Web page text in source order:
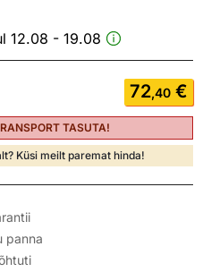
12.08 - 19.08
72,40 €
TASUTA!
Küsi meilt paremat hinda!
panna